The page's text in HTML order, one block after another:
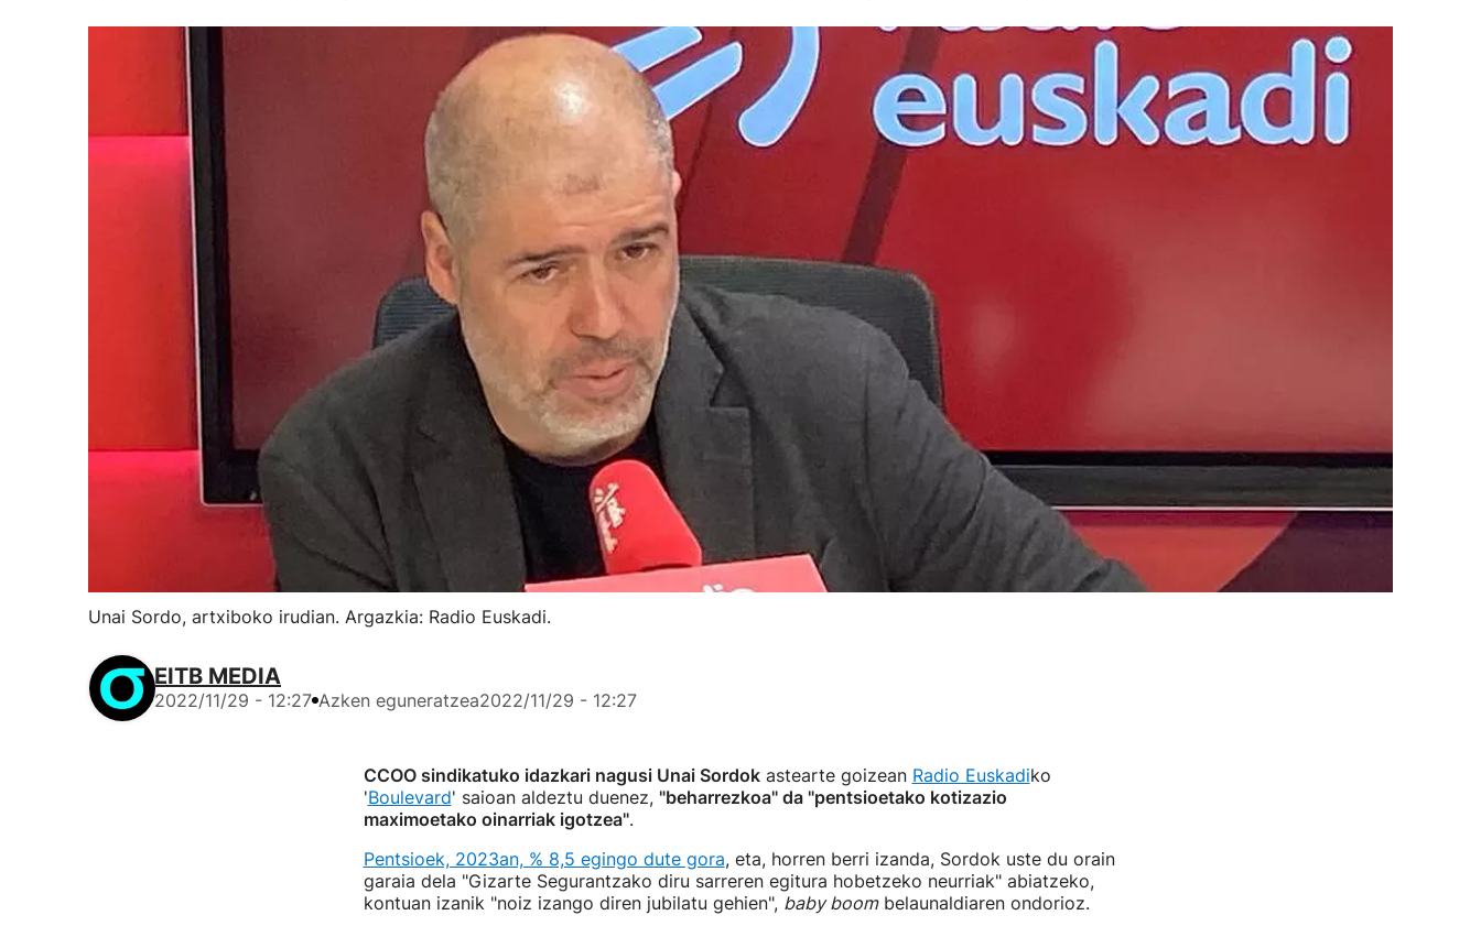
Unai Sordo, artxiboko irudian. Argazkia: Radio Euskadi.
EITB MEDIA
2022/11/29 - 12:27 Azken eguneratzea2022/11/29 - 12:27
CCOO sindikatuko idazkari nagusi Unai Sordokastearte goizean Radio Euskadiko
'Boulevard' saioan aldeztu duenez, "beharrezkoa" da "pentsioetako kotizazio
maximoetako oinarriak igotzea".
Pentsioek, 2023an, % 8,5 egingo dute gora, eta, horren berri izanda, Sordok uste du orain
garaia dela "Gizarte Segurantzako diru sarreren egitura hobetzeko neurriak" abiatzeko,
kontuan izanik "noiz izango diren jubilatu gehien", baby boombelaunaldiaren ondorioz.